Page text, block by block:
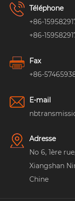
Téléphone
+86-
+86-
Fax
+86-
E-mail
Adresse
No 6, 1ère
Xiangshan
Chine